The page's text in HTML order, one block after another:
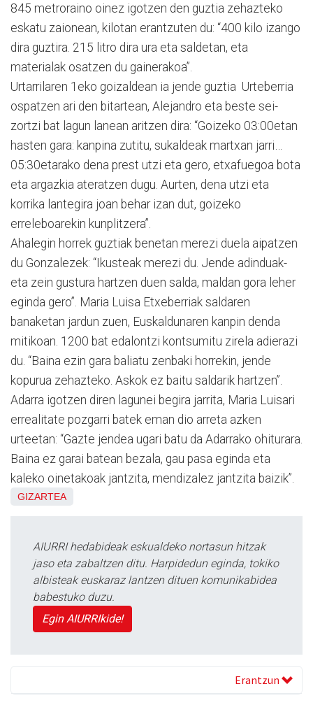
845 metroraino oinez igotzen den guztia zehazteko
eskatu zaionean, kilotan erantzuten du: “400 kilo izango
dira guztira. 215 litro dira ura eta saldetan, eta
materialak osatzen du gainerakoa”.
Urtarrilaren 1eko goizaldean ia jende guztia Urteberria
ospatzen ari den bitartean, Alejandro eta beste sei-
zortzi bat lagun lanean aritzen dira: “Goizeko 03:00etan
hasten gara: kanpina zutitu, sukaldeak martxan jarri…
05:30etarako dena prest utzi eta gero, etxafuegoa bota
eta argazkia ateratzen dugu. Aurten, dena utzi eta
korrika lantegira joan behar izan dut, goizeko
erreleboarekin kunplitzera”.
Ahalegin horrek guztiak benetan merezi duela aipatzen
du Gonzalezek: “Ikusteak merezi du. Jende adinduak-
eta zein gustura hartzen duen salda, maldan gora leher
eginda gero”. Maria Luisa Etxeberriak saldaren
banaketan jardun zuen, Euskaldunaren kanpin denda
mitikoan. 1200 bat edalontzi kontsumitu zirela adierazi
du. “Baina ezin gara baliatu zenbaki horrekin, jende
kopurua zehazteko. Askok ez baitu saldarik hartzen”.
Adarra igotzen diren lagunei begira jarrita, Maria Luisari
errealitate pozgarri batek eman dio arreta azken
urteetan: “Gazte jendea ugari batu da Adarrako ohiturara.
Baina ez garai batean bezala, gau pasa eginda eta
kaleko oinetakoak jantzita, mendizalez jantzita baizik”.
GIZARTEA
AIURRI hedabideak eskualdeko nortasun hitzak
jaso eta zabaltzen ditu. Harpidedun eginda, tokiko
albisteak euskaraz lantzen dituen komunikabidea
babestuko duzu.
Egin AIURRIkide!
Erantzun